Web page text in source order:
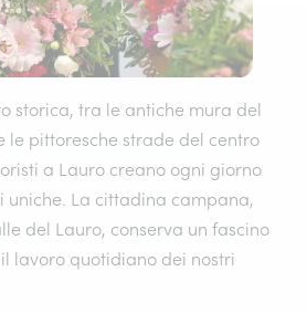
storica, tra le antiche mura del
le pittoresche strade del centro
a Lauro creano ogni giorno
uniche. La cittadina campana,
del Lauro, conserva un fascino
lavoro quotidiano dei nostri